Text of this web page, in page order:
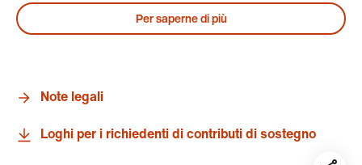
Per saperne di più
Note legali
Loghi per i richiedenti di contributi di sostegno